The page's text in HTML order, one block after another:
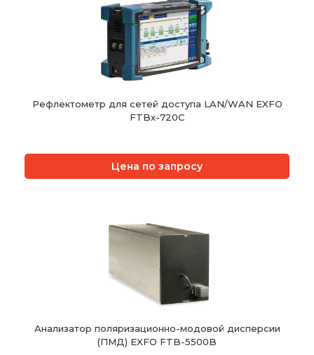
Рефлектометр для сетей доступа LAN/WAN EXFO
FTBx-720C
Цена по запросу
Анализатор поляризационно-модовой дисперсии
(ПМД) EXFO FTB-5500B